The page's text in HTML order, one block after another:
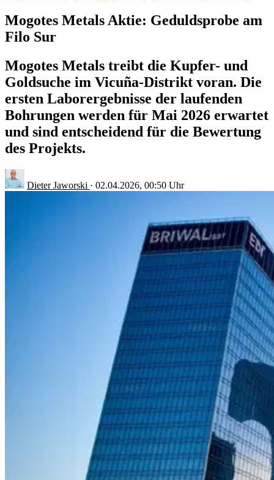
Mogotes Metals Aktie: Geduldsprobe am
Filo Sur
Mogotes Metals treibt die Kupfer- und
Goldsuche im Vicuña-Distrikt voran. Die
ersten Laborergebnisse der laufenden
Bohrungen werden für Mai 2026 erwartet
und sind entscheidend für die Bewertung
des Projekts.
Dieter Jaworski · 02.04.2026, 00:50 Uhr